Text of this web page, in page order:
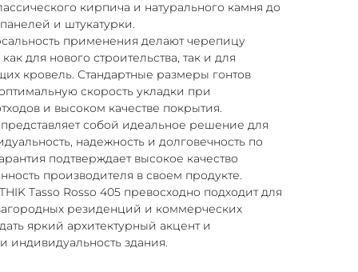
кирпича и натурального камня до
и штукатурки.
применения делают черепицу
для нового строительства, так и для
кровель. Стандартные размеры гонтов
скорость укладки при
и высоком качестве покрытия.
собой идеальное решение для
надежность и долговечность по
подтверждает высокое качество
производителя в своем продукте.
Tasso Rosso 405 превосходно подходит для
резиденций и коммерческих
яркий архитектурный акцент и
индивидуальность здания.